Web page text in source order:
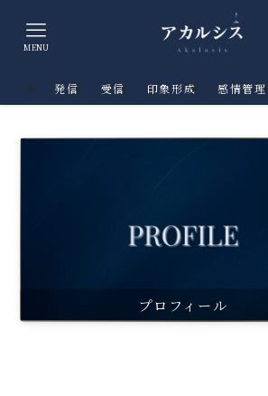
MENU
発信 受信 印象形成 感情管理
プロフィール